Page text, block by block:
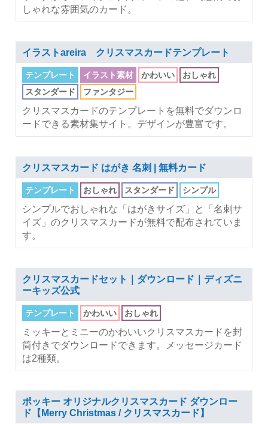
しゃれな雰囲気のカード。
イラストareira クリスマスカードテンプレート
テンプレート イラスト素材 かわいい
おしゃれ
スタンダード
ファンタジー
クリスマスカードのテンプレートを無料でダウンロ
ードできる素材集サイト。デザインが豊富です。
クリスマスカード はがき 名刺 | 無料カード
テンプレート おしゃれ スタンダード シンプル
シンプルでおしゃれな「はがきサイズ」と「名刺サ
イズ」のクリスマスカードが無料で配布されていま
す。
クリスマスカードセット｜ダウンロード｜ディズニ
ーキッズ公式
テンプレート かわいい おしゃれ
ミッキーとミニーのかわいいクリスマスカードを封
筒付きでダウンロードできます。メッセージカード
は2種類。
ポッキー オリジナルクリスマスカード ダウンロー
ド【Merry Christmas / クリスマスカード】